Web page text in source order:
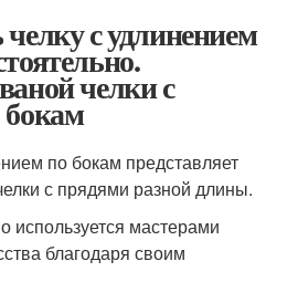
с удлинением
челки с
по бокам представляет
с прядями разной длины.
используется мастерами
благодаря своим